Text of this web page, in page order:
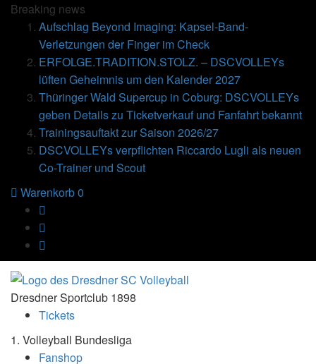
Breaking news
Aufschlag Beyond Imaging: Kapsel-Band-
Verletzungen der Finger im Check
ERFOLGE.TRADITION.STOLZ. – DSCVOLLEYs
lüften Geheimnis um den Kalender 2027
Thüringer Wald Supercup in Coburg: DSCVOLLEYs
geben Details zu Ticketverkauf und Fanfahrt bekannt
Trainingsauftakt zur Saison 2026/27
DSCVOLLEYs verpflichten Riccardo Lugli als neuen
Co-Trainer und Scout
Warenkorb0
Dresdner Sportclub 1898
Tickets
1. Volleyball Bundesliga
Fanshop